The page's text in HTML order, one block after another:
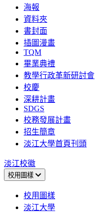
海報
資料夾
書封面
插圖漫畫
TQM
畢業典禮
教學行政革新研討會
校慶
深耕計畫
SDGS
校務發展計畫
招生簡章
淡江大學首頁刊頭
淡江校徽
校用圖樣
校用圖樣
淡江大學